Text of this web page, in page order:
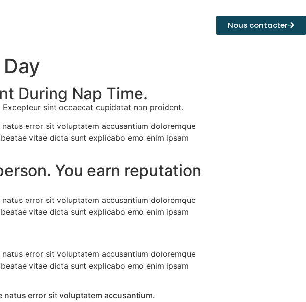
Nous contacter
During Nap Time.
sint occaecat cupidatat non proident.
error sit voluptatem accusantium doloremque
vitae dicta sunt explicabo emo enim ipsam
You earn reputation
error sit voluptatem accusantium doloremque
vitae dicta sunt explicabo emo enim ipsam
error sit voluptatem accusantium doloremque
vitae dicta sunt explicabo emo enim ipsam
natus error sit voluptatem accusantium.